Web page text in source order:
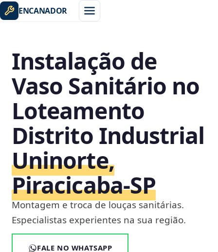
ENCANADOR
Instalação de
Vaso Sanitário no
Loteamento
Distrito Industrial
Uninorte,
Piracicaba‑SP
Montagem e troca de louças sanitárias.
Especialistas experientes na sua região.
FALE NO WHATSAPP